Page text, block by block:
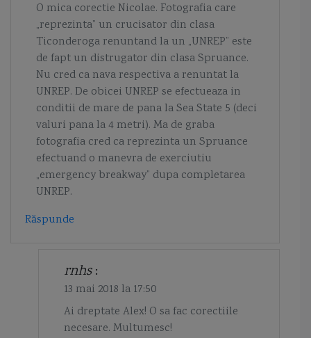
O mica corectie Nicolae. Fotografia care
„reprezinta” un crucisator din clasa
Ticonderoga renuntand la un „UNREP” este
de fapt un distrugator din clasa Spruance.
Nu cred ca nava respectiva a renuntat la
UNREP. De obicei UNREP se efectueaza in
conditii de mare de pana la Sea State 5 (deci
valuri pana la 4 metri). Ma de graba
fotografia cred ca reprezinta un Spruance
efectuand o manevra de exerciutiu
„emergency breakway” dupa completarea
UNREP.
Răspunde
rnhs :
13 mai 2018 la 17:50
Ai dreptate Alex! O sa fac corectiile
necesare. Multumesc!